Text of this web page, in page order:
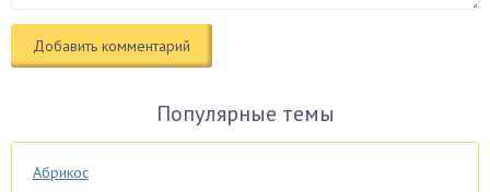
Популярные темы
Абрикос